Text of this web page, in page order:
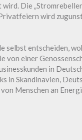
Die
wird
selbst entscheiden,
von einer
in
in Skandinavien,
Menschen an